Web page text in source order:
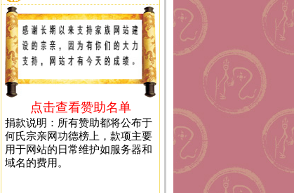
点击查看赞助名单
捐款说明：所有赞助都将公布于
何氏宗亲网功德榜上，款项主要
用于网站的日常维护如服务器和
域名的费用。